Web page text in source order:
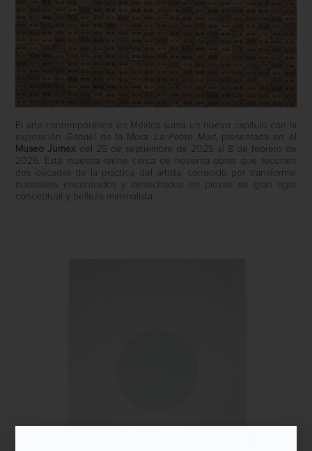
El arte contemporáneo en México suma un nuevo capítulo con la
exposición Gabriel de la Mora: La Petite Mort, presentada en el
Museo Jumex del 25 de septiembre de 2025 al 8 de febrero de
2026. Esta muestra reúne cerca de noventa obras que recorren
dos décadas de la práctica del artista, conocido por transformar
materiales encontrados y desechados en piezas de gran rigor
conceptual y belleza minimalista.